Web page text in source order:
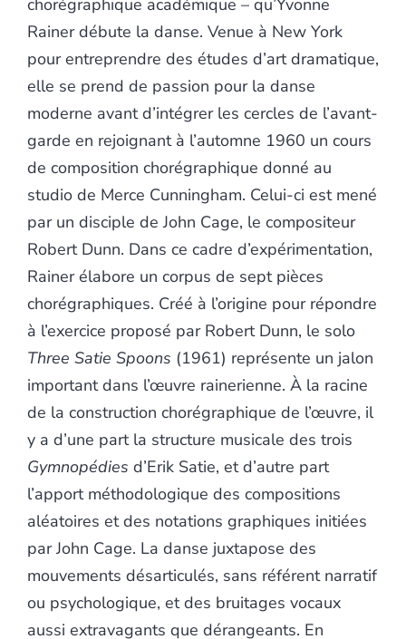
chorégraphique académique – qu’Yvonne
Rainer débute la danse. Venue à New York
pour entreprendre des études d’art dramatique,
elle se prend de passion pour la danse
moderne avant d’intégrer les cercles de l’avant-
garde en rejoignant à l’automne 1960 un cours
de composition chorégraphique donné au
studio de Merce Cunningham. Celui-ci est mené
par un disciple de John Cage, le compositeur
Robert Dunn. Dans ce cadre d’expérimentation,
Rainer élabore un corpus de sept pièces
chorégraphiques. Créé à l’origine pour répondre
à l’exercice proposé par Robert Dunn, le solo
Three Satie Spoons (1961) représente un jalon
important dans l’œuvre rainerienne. À la racine
de la construction chorégraphique de l’œuvre, il
y a d’une part la structure musicale des trois
Gymnopédies d’Erik Satie, et d’autre part
l’apport méthodologique des compositions
aléatoires et des notations graphiques initiées
par John Cage. La danse juxtapose des
mouvements désarticulés, sans référent narratif
ou psychologique, et des bruitages vocaux
aussi extravagants que dérangeants. En